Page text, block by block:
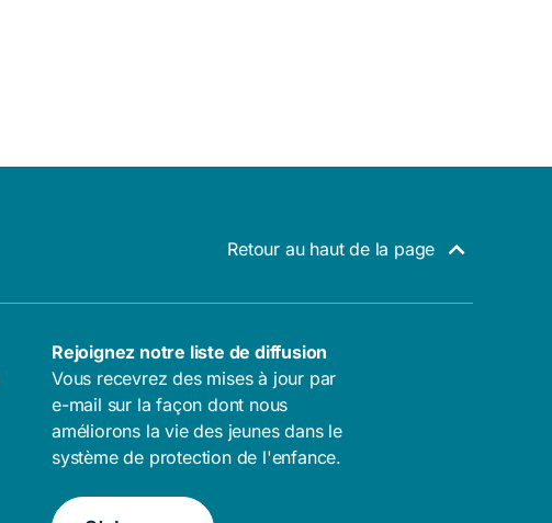
Retour au haut de la page
Rejoignez notre liste de diffusion
Vous recevrez des mises à jour par
e-mail sur la façon dont nous
améliorons la vie des jeunes dans le
système de protection de l'enfance.